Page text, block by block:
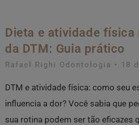
Dieta e atividade física
da DTM: Guia prático
Rafael Righi Odontologia 18
DTM e atividade física: como seu
influencia a dor? Você sabia que
sua rotina podem ser tão eficazes